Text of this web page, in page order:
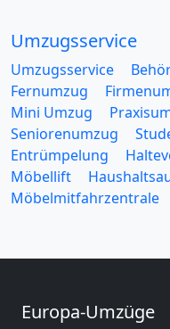
Umzugsservice
Umzugsservice
Fernumzug
Mini Umzug
Seniorenumzug
Entrümpelung
Möbellift
Möbelmitfahrzentrale
Europa-Umzüge